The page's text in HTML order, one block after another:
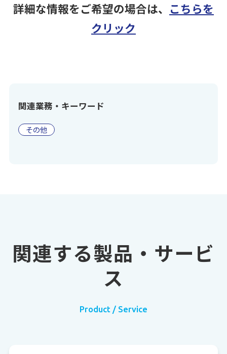
詳細な情報をご希望の場合は、 こちらを
クリック
関連業務・キーワード
その他
関連する製品・サービ
ス
Product / Service